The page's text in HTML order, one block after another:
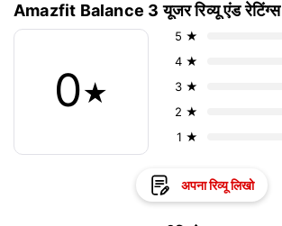
Amazfit Balance 3 यूजर रिव्यू एंड रेटिंग्स
0★
5 ★
4 ★
3 ★
2 ★
1 ★
अपना रिव्यू लिखो